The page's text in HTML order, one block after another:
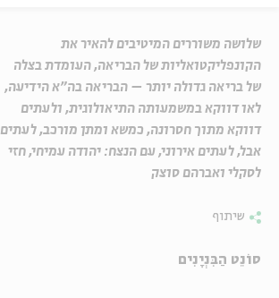
שלושה משוררים המיטיבים להאיר את
הקונפליקטואליות של הבריאה, העומדת בצלה
של בריאה גדולה יותר – הבריאה בה"א הידיעה,
לאו דווקא במשמעותה התיאולוגית, ולעתים
דווקא מתוך חסרונה, כמשא ומתן מורכב, לעתים
אבל, לעתים אירוני, עם הנצח: יהודה עמיחי, חזי
לסקלי ואברהם סוצק
שיתוף
סוֹנֵט הַבִּנְיָנִים